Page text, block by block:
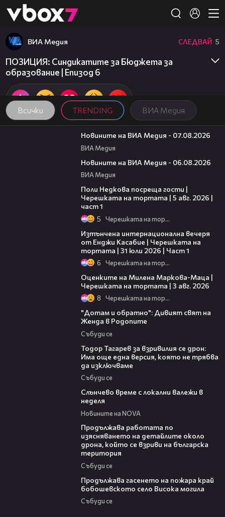
👾
Всички TRENDING ВИА Медия
ВИА Медия СЛЕДВАЙ 5
ПОЗИЦИЯ: Синдикатите за Бюджета за
образование | Епизод 6
19:32
Новините на ВИА Медия - 07.08.2026
ВИА Медия
Новините на ВИА Медия - 06.08.2026
ВИА Медия
Поли Недкова посреща гости |
Черешката на тортата | 5 авг. 2026 |
част 1
5 Черешката на тортата
Изтънчена интернационална вечеря
от Енджи Касабие | Черешката на
тортата | 31 юли 2026 | Част 1
6 Черешката на тортата
Оценките на Милена Маркова-Маца |
Черешката на тортата | 3 авг. 2026
8 Черешката на тортата
"Дотам и обратно": Дивият свят на
Женда в Родопите
Събуди се
Тодор Тагарев за взривилия се дрон:
Има още една версия, която не трябва
да изключваме
Събуди се
Слънчево време с локални валежи в
неделя
Новините на NOVA
Продължава работата по
изясняването на детайлите около
дрона, който се взриви на българска
територия
Събуди се
Продължава гасенето на пожара край
бобошевското село Висока могила
Събуди се